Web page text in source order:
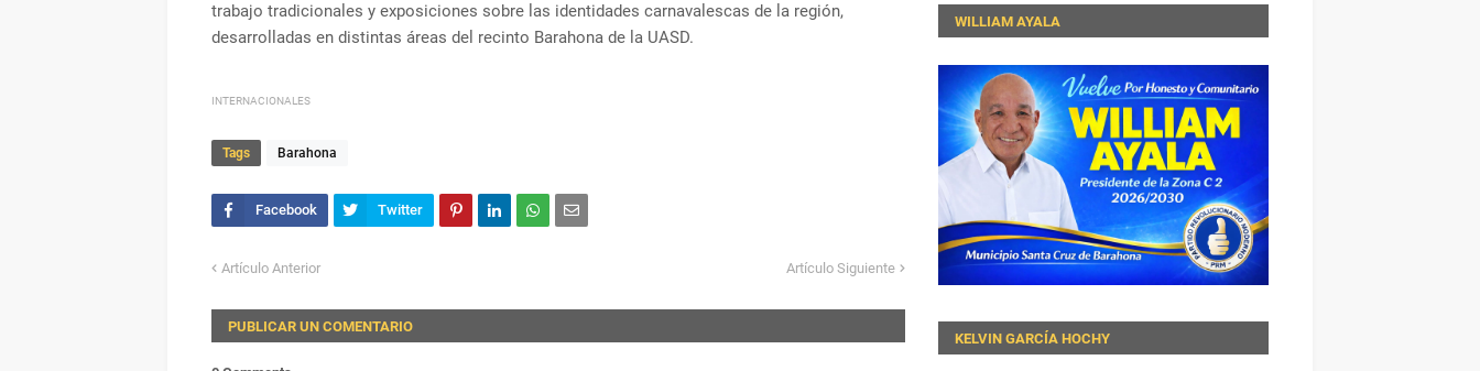
trabajo tradicionales y exposiciones sobre las identidades carnavalescas de la región,
desarrolladas en distintas áreas del recinto Barahona de la UASD.
INTERNACIONALES
Tags Barahona
Artículo Anterior Artículo Siguiente
PUBLICAR UN COMENTARIO
WILLIAM AYALA
KELVIN GARCÍA HOCHY